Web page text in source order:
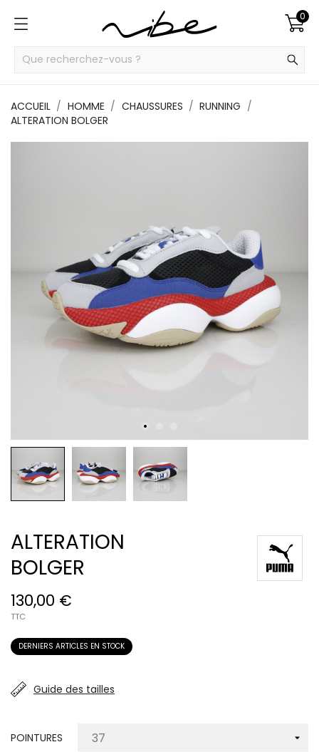
0
ACCUEIL HOMME CHAUSSURES
RUNNING
ALTERATION BOLGER
ALTERATION
BOLGER
130,00 €
TTC
DERNIERS ARTICLES EN STOCK
Guide des tailles
POINTURES